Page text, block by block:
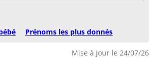
Prénoms les plus donnés
Mise à jour le 24/07/26